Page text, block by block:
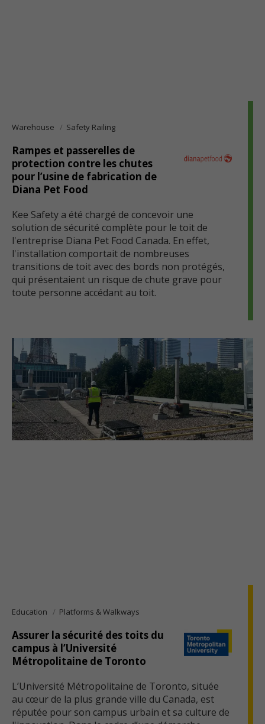
Warehouse Safety Railing
Rampes et passerelles de
protection contre les chutes
pour l’usine de fabrication de
Diana Pet Food
Kee Safety a été chargé de concevoir une
solution de sécurité complète pour le toit de
l'entreprise Diana Pet Food Canada. En effet,
l'installation comportait de nombreuses
transitions de toit avec des bords non protégés,
qui présentaient un risque de chute grave pour
toute personne accédant au toit.
Education Platforms & Walkways
Assurer la sécurité des toits du
campus à l’Université
Métropolitaine de Toronto
L’Université Métropolitaine de Toronto, située
au cœur de la plus grande ville du Canada, est
réputée pour son campus urbain et sa culture de